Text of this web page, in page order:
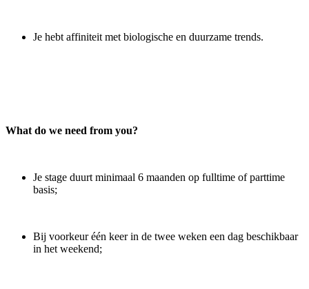
Je hebt affiniteit met biologische en duurzame trends.
What do we need from you?
Je stage duurt minimaal 6 maanden op fulltime of parttime
basis;
Bij voorkeur één keer in de twee weken een dag beschikbaar
in het weekend;